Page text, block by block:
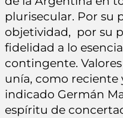
plurisecular. Por su
objetividad, por su
fidelidad a lo
contingente.
unía, como reciente
indicado Germán
espíritu de